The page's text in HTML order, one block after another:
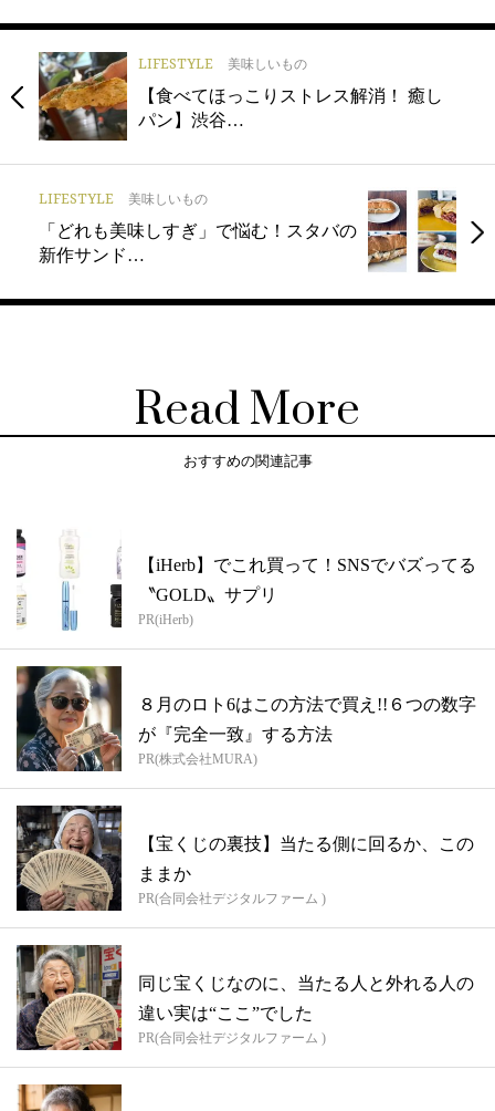
LIFESTYLE 美味しいもの
【食べてほっこりストレス解消！ 癒し
パン】渋谷…
LIFESTYLE 美味しいもの
「どれも美味しすぎ」で悩む！スタバの
新作サンド…
Read More
おすすめの関連記事
【iHerb】でこれ買って！SNSでバズってる
〝GOLD〟サプリ
PR(iHerb)
８月のロト6はこの方法で買え!!６つの数字
が『完全一致』する方法
PR(株式会社MURA)
【宝くじの裏技】当たる側に回るか、この
ままか
PR(合同会社デジタルファーム )
同じ宝くじなのに、当たる人と外れる人の
違い実は“ここ”でした
PR(合同会社デジタルファーム )